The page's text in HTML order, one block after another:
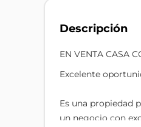
Descripción
EN VENTA CASA
Excelente
Es una propiedad
un negocio con